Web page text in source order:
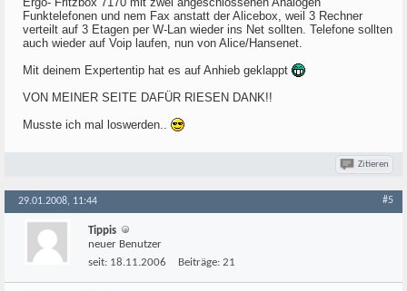
Funktelefonen und nem Fax anstatt der Alicebox, weil 3 Rechner
verteilt auf 3 Etagen per W-Lan wieder ins Net sollten. Telefone sollten
auch wieder auf Voip laufen, nun von Alice/Hansenet.
Mit deinem Expertentip hat es auf Anhieb geklappt
VON MEINER SEITE DAFÜR RIESEN DANK!!
Musste ich mal loswerden..
Zitieren
29.01.2008, 11:44 #5
Tippis
neuer Benutzer
seit: 18.11.2006 Beiträge: 21